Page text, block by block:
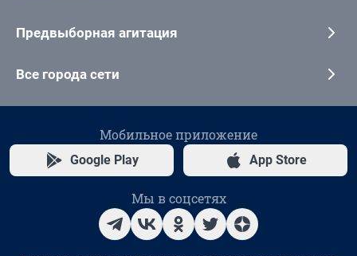
Предвыборная агитация
Все города сети
Мобильное приложение
Google Play App Store
Мы в соцсетях